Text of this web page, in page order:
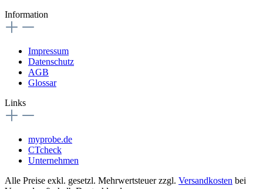
Information
Impressum
Datenschutz
AGB
Glossar
Links
myprobe.de
CTcheck
Unternehmen
Alle Preise exkl. gesetzl. Mehrwertsteuer zzgl. Versandkosten bei